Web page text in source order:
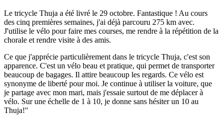
Le tricycle Thuja a été livré le 29 octobre. Fantastique ! Au cours
des cinq premières semaines, j'ai déjà parcouru 275 km avec.
J'utilise le vélo pour faire mes courses, me rendre à la répétition de la
chorale et rendre visite à des amis.
Ce que j'apprécie particulièrement dans le tricycle Thuja, c'est son
apparence. C'est un vélo beau et pratique, qui permet de transporter
beaucoup de bagages. Il attire beaucoup les regards. Ce vélo est
synonyme de liberté pour moi. Je continue à utiliser la voiture, que
je partage avec mon mari, mais j'essaie surtout de me déplacer à
vélo. Sur une échelle de 1 à 10, je donne sans hésiter un 10 au
Thuja!"